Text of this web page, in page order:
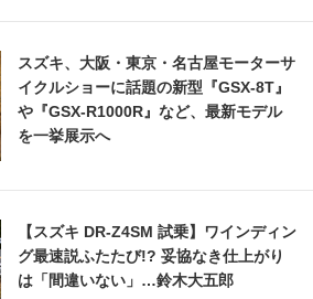
スズキ、大阪・東京・名古屋モーターサ
イクルショーに話題の新型『GSX-8T』
や『GSX-R1000R』など、最新モデル
を一挙展示へ
【スズキ DR-Z4SM 試乗】ワインディン
グ最速説ふたたび!? 妥協なき仕上がり
は「間違いない」…鈴木大五郎